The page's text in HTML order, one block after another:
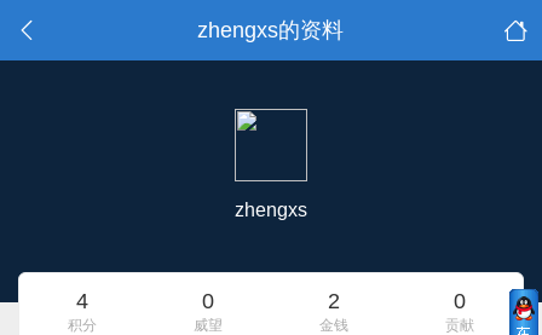
zhengxs的资料
zhengxs
4
积分
0
威望
2
金钱
0
贡献